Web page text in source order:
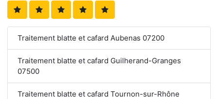
Traitement blatte et cafard Aubenas 07200
Traitement blatte et cafard Guilherand-Granges
07500
Traitement blatte et cafard Tournon-sur-Rhône